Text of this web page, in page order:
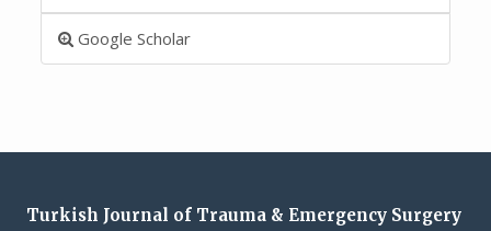
Google Scholar
Turkish Journal of Trauma & Emergency Surgery